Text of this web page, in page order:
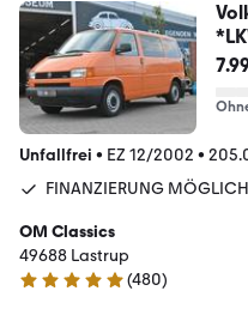
Unfallfrei • EZ 12/2002 •
FINANZIERUNG MÖGLICH
OM Classics
49688 Lastrup
4.8 Sterne
(480)